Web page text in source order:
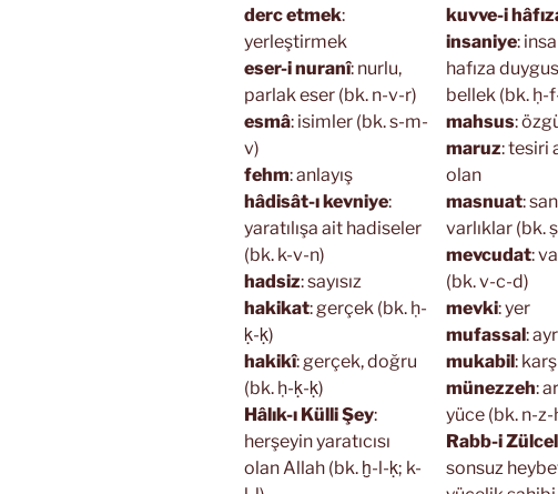
derc etmek:
yerleştirmek
eser-i nuranî: nurlu,
parlak eser (bk. n-v-r)
esmâ: isimler (bk. s-m-
v)
fehm: anlayış
hâdisât-ı kevniye:
yaratılışa ait hadiseler
(bk. k-v-n)
hadsiz: sayısız
hakikat: gerçek (bk. ḥ-
ḳ-ḳ)
hakikî: gerçek, doğru
(bk. ḥ-ḳ-ḳ)
Hâlık-ı Külli Şey:
herşeyin yaratıcısı
olan Allah (bk. ḫ-l-ḳ; k-
kuvve-i
insaniye:
hafıza
bellek (bk. ḥ-
mahsus:
maruz: tesiri
olan
masnuat:
varlıklar (bk.
mevcudat:
(bk. v-c-d)
mevki: yer
mufassal:
mukabil:
münezzeh:
yüce (bk. n-z-
Rabb-i
sonsuz